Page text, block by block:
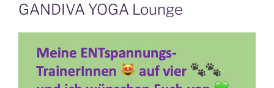
GANDIVA YOGA Lounge